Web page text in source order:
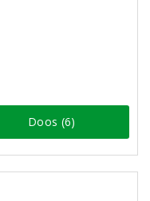
Doos (6)